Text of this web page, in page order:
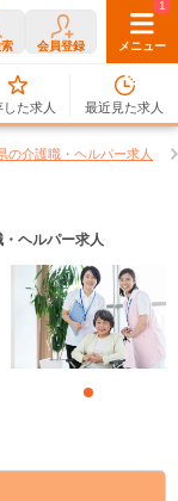
会員登録 メニュー
0
した求人
1
最近見た求人
の介護職・ヘルパー求人
ヘルパー求人